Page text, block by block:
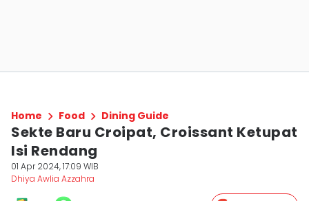
Home Food Dining Guide
Sekte Baru Croipat, Croissant Ketupat
Isi Rendang
01 Apr 2024, 17:09 WIB
Dhiya Awlia Azzahra